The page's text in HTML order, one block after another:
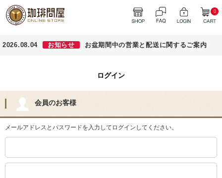
0
2026.08.04 お知らせ お盆期間中の営業と配送に関するご案内
ログイン
会員のお客様
メールアドレスとパスワードを入力してログインしてください。